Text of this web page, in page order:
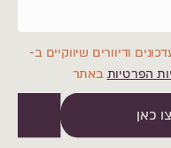
ודיוורים שיווקיים ב-
הפרטיות באתר
כאן